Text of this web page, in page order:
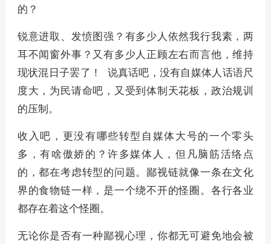
的？
锐意进取、发愤图强？有多少人依然我行我素，两
耳不闻窗外事？又有多少人正顾左右而言他，维持
现状混日子罢了！ 说真话吧，没有自媒体人话语尺
度大，为民请命吧，又受到体制天花板，政治规训
的压制。
收入吧，更没有哪些转型自媒体大号的一个零头
多，有啥傲娇的？许多媒体人，但凡脑筋活络点
的，都在考虑转型的问题。鄙视链就像一条在文化
界的食物链一样，是一个绕不开的怪圈。各行各业
都存在着这个怪圈。
无论你是否有一种鄙视心理，你都无可避免地会被